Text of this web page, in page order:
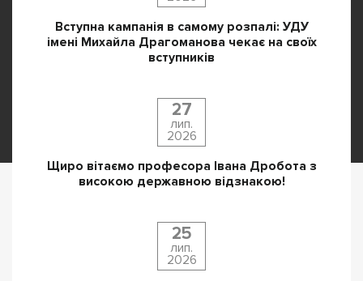
Вступна кампанія в самому розпалі: УДУ
імені Михайла Драгоманова чекає на своїх
вступників
27
лип.
2026
Щиро вітаємо професора Івана Дробота з
високою державною відзнакою!
25
лип.
2026